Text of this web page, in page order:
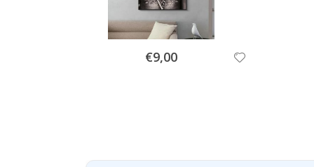
Special
Price
€9,00